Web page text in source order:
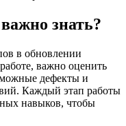
знать?
в обновлении
важно оценить
дефекты и
Каждый этап работы
навыков, чтобы